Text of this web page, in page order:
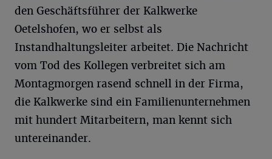
den Geschäftsführer der Kalkwerke
Oetelshofen, wo er selbst als
Instandhaltungsleiter arbeitet. Die Nachricht
vom Tod des Kollegen verbreitet sich am
Montagmorgen rasend schnell in der Firma,
die Kalkwerke sind ein Familienunternehmen
mit hundert Mitarbeitern, man kennt sich
untereinander.